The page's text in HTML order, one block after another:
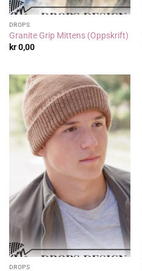
DROPS
Granite Grip Mittens (Oppskrift)
kr0,00
DROPS